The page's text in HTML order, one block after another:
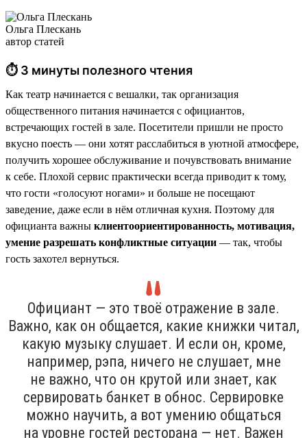
Ольга Плескань
автор статей
⏱ 3 минуты полезного чтения
Как театр начинается с вешалки, так организация
общественного питания начинается с официантов,
встречающих гостей в зале. Посетители пришли не просто
вкусно поесть — они хотят расслабиться в уютной атмосфере,
получить хорошее обслуживание и почувствовать внимание
к себе. Плохой сервис практически всегда приводит к тому,
что гости «голосуют ногами» и больше не посещают
заведение, даже если в нём отличная кухня. Поэтому для
официанта важны клиентоориентированность, мотивация,
умение разрешать конфликтные ситуации — так, чтобы
гость захотел вернуться.
Официант — это твоё отражение в зале.
Важно, как он общается, какие книжки читал,
какую музыку слушает. И если он, кроме,
например, рэпа, ничего не слушает, мне
не важно, что он крутой или знает, как
сервировать банкет в обнос. Сервировке
можно научить, а вот умению общаться
на уровне гостей ресторана — нет. Важен